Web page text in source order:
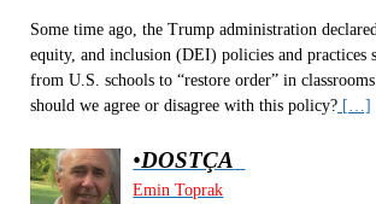
Some time ago, the Trump administration
equity, and inclusion (DEI) policies and practices
from U.S. schools to “restore order” in
should we agree or disagree with this policy?[…]
•DOSTÇA
Emin Toprak